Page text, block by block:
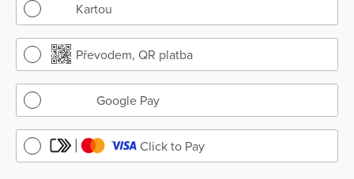
Kartou
Převodem, QR platba
Google Pay
Click to Pay